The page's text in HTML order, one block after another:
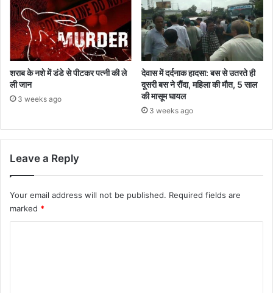
शराब के नशे में डंडे से पीटकर पत्नी की ले
ली जान
3 weeks ago
देवास में दर्दनाक हादसा: बस से उतरते ही
दूसरी बस ने रौंदा, महिला की मौत, 5 साल
की मासूम घायल
3 weeks ago
Leave a Reply
Your email address will not be published. Required fields are
marked *